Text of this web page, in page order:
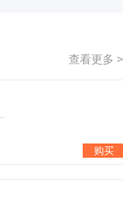
查看更多 >
购买